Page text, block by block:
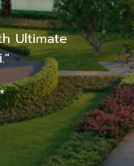
Ultimate